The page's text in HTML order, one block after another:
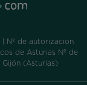
Nº de autorizacion
de Asturias Nº de
Gijón (Asturias)